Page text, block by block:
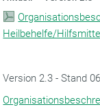
Heilbehelfe/
Version 2.3 - Stand